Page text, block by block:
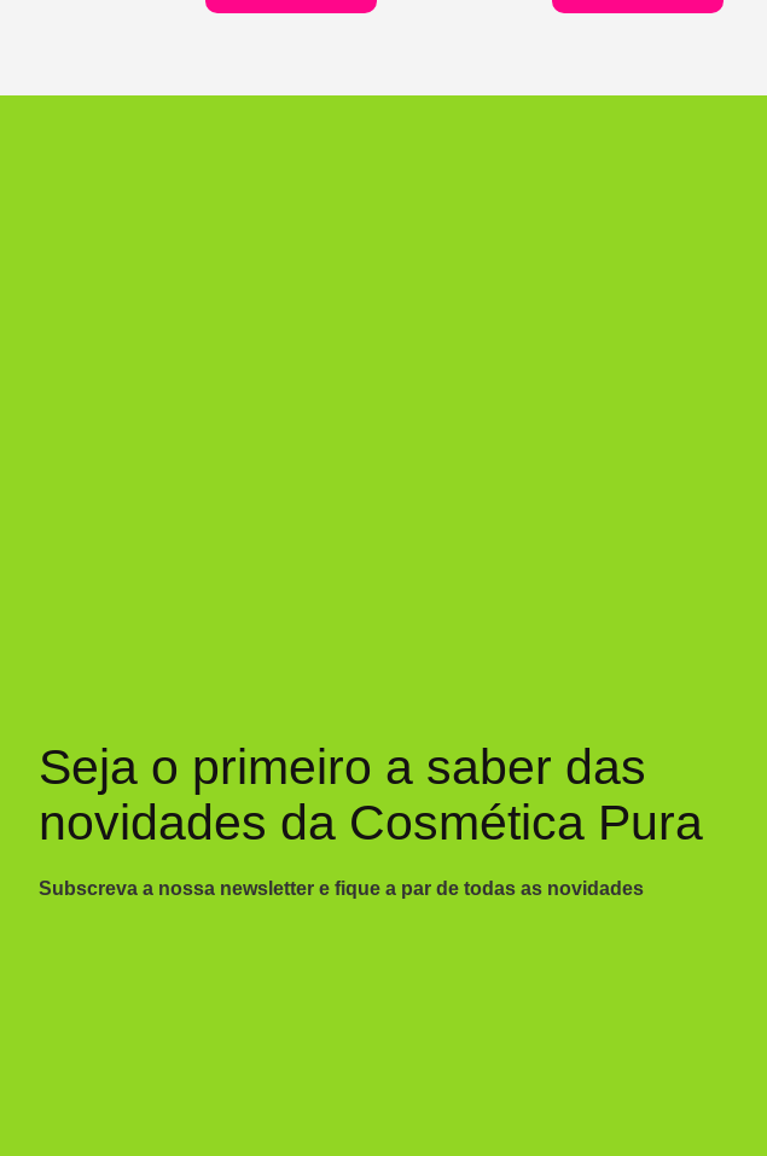
Seja o primeiro a saber das
novidades da Cosmética Pura
Subscreva a nossa newsletter e fique a par de todas as novidades